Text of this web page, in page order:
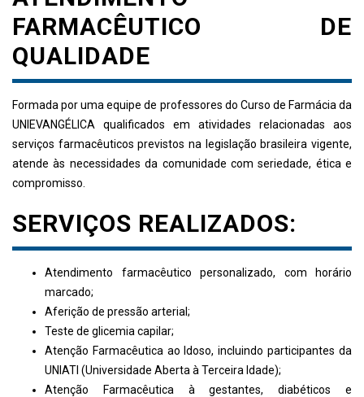
FARMACÊUTICO DE
QUALIDADE
Formada por uma equipe de professores do Curso de Farmácia da
UNIEVANGÉLICA qualificados em atividades relacionadas aos
serviços farmacêuticos previstos na legislação brasileira vigente,
atende às necessidades da comunidade com seriedade, ética e
compromisso.
SERVIÇOS REALIZADOS:
Atendimento farmacêutico personalizado, com horário
marcado;
Aferição de pressão arterial;
Teste de glicemia capilar;
Atenção Farmacêutica ao Idoso, incluindo participantes da
UNIATI (Universidade Aberta à Terceira Idade);
Atenção Farmacêutica à gestantes, diabéticos e